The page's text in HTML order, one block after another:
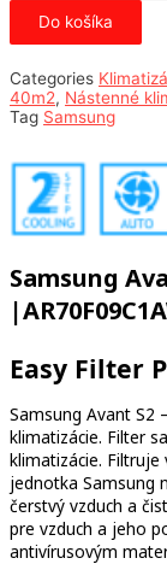
Windfree
Avant
2,5kW
Do košíka
Categories
40m2, Nástenné
Tag Samsung
Samsung
Easy Filter
Samsung Avant S2
klimatizácie. Filter
klimatizácie. Filtruje
jednotka Samsung
čerstvý vzduch a
pre vzduch a jeho
antivírusovým